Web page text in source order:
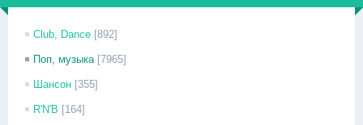
Club, Dance [892]
Поп, музыка [7965]
Шансон [355]
R'N'B [164]